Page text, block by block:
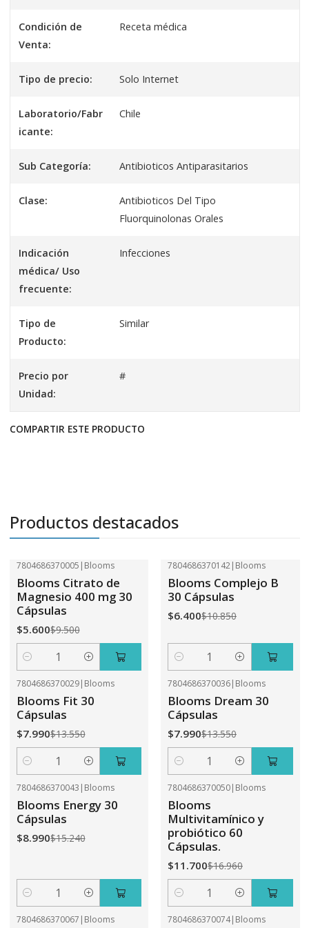
Condición de
Venta:
Receta médica
Tipo de precio: Solo Internet
Laboratorio/Fabr
icante:
Chile
Sub Categoría: Antibioticos Antiparasitarios
Clase:
Antibioticos Del Tipo
Fluorquinolonas Orales
Indicación
médica/ Uso
frecuente:
Infecciones
Tipo de
Producto:
Similar
Precio por
Unidad:
#
COMPARTIR ESTE PRODUCTO
Productos destacados
7804686370005 | Blooms
Blooms Citrato de
Magnesio 400 mg 30
Cápsulas
$5.600$9.500
Cantidad
7804686370142| Blooms
Blooms Complejo B
30 Cápsulas
$6.400$10.850
Cantidad
7804686370029| Blooms
Blooms Fit 30
Cápsulas
$7.990$13.550
Cantidad
7804686370036| Blooms
Blooms Dream 30
Cápsulas
$7.990$13.550
Cantidad
7804686370043 | Blooms
Blooms Energy 30
Cápsulas
$8.990$15.240
Cantidad
7804686370050| Blooms
Blooms
Multivitamínico y
probiótico 60
Cápsulas.
$11.700$16.960
Cantidad
7804686370067 | Blooms 7804686370074| Blooms